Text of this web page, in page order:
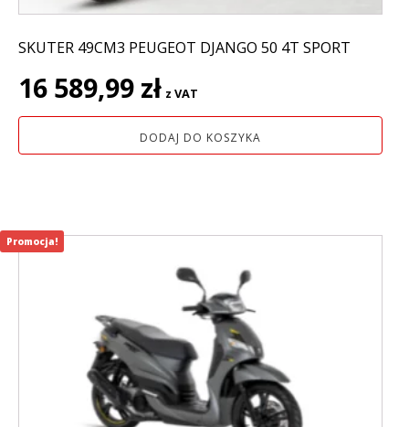
SKUTER 49CM3 PEUGEOT DJANGO 50 4T SPORT
16 589,99 zł z VAT
DODAJ DO KOSZYKA
Promocja!